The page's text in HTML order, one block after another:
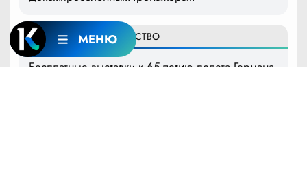
МЕНЮ
18:26 8 АВГУСТАОБЩЕСТВО
Бесплатные выставки к 65-летию полета Германа